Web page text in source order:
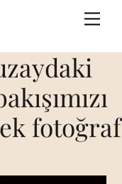
fotoğraf